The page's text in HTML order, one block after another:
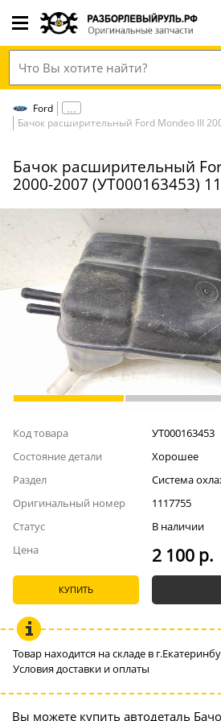
Ford
Бачок расширительный Ford Mondeo III
Бачок расширительный
2000-2007 (УТ000163453)
Код товара
УТ000163453
Состояние детали
Хорошее
Раздел
Система
Оригинальный номер
1117755
Статус
В наличии
Цена
2 100 р.
КУПИТЬ
Товар находится на складе в
Условия доставки и оплаты
Вы можете купить автодеталь